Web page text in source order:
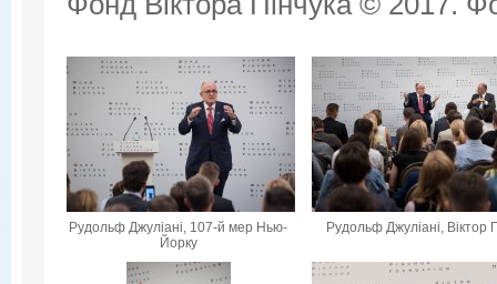
Рудольф Джуліані, 107-й мер Нью-
Йорку
Рудольф Джуліані, Віктор